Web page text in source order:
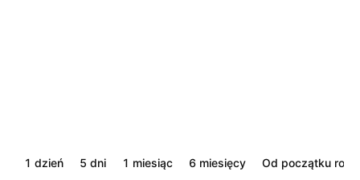
1 dzień 5 dni 1 miesiąc 6 miesięcy Od początku roku